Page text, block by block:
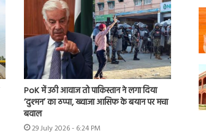
PoK में उठी आवाज तो पाकिस्तान ने लगा दिया
‘दुश्मन’ का ठप्पा, ख्वाजा आसिफ के बयान पर मचा
बवाल
29 July 2026 - 6:24 PM